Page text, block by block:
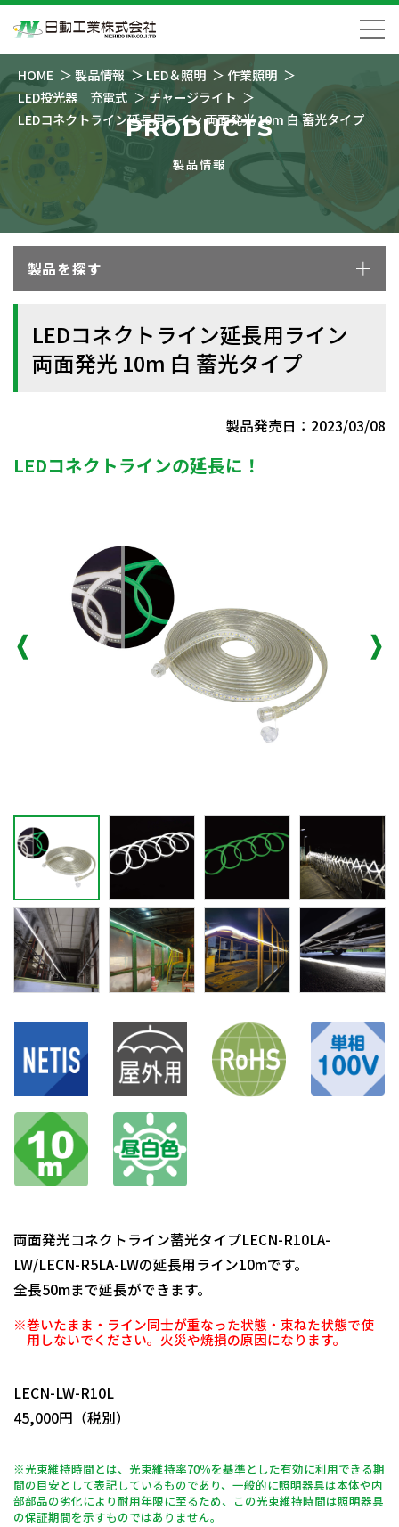
HOME 製品情報 LED＆照明
作業照明
LED投光器 充電式
チャージライト
LEDコネクトライン延長用ライン 両面発光 10m 白 蓄光タイプ
PRODUCTS
製品情報
製品を探す
LEDコネクトライン延長用ライン
両面発光 10m 白 蓄光タイプ
製品発売日：2023/03/08
LEDコネクトラインの延長に！
両面発光コネクトライン蓄光タイプLECN-R10LA-
LW/LECN-R5LA-LWの延長用ライン10mです。
全長50mまで延長ができます。
※巻いたまま・ライン同士が重なった状態・束ねた状態で使
用しないでください。火災や焼損の原因になります。
LECN-LW-R10L
45,000円（税別）
※光束維持時間とは、光束維持率70％を基準とした有効に利用できる期
間の目安として表記しているものであり、一般的に照明器具は本体や内
部部品の劣化により耐用年限に至るため、この光束維持時間は照明器具
の保証期間を示すものではありません。